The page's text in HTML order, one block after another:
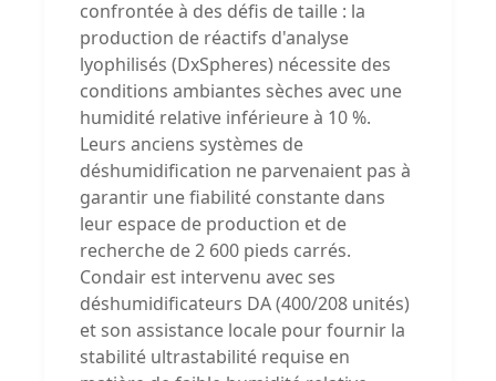
confrontée à des défis de taille : la
production de réactifs d'analyse
lyophilisés (DxSpheres) nécessite des
conditions ambiantes sèches avec une
humidité relative inférieure à 10 %.
Leurs anciens systèmes de
déshumidification ne parvenaient pas à
garantir une fiabilité constante dans
leur espace de production et de
recherche de 2 600 pieds carrés.
Condair est intervenu avec ses
déshumidificateurs DA (400/208 unités)
et son assistance locale pour fournir la
stabilité ultrastabilité requise en